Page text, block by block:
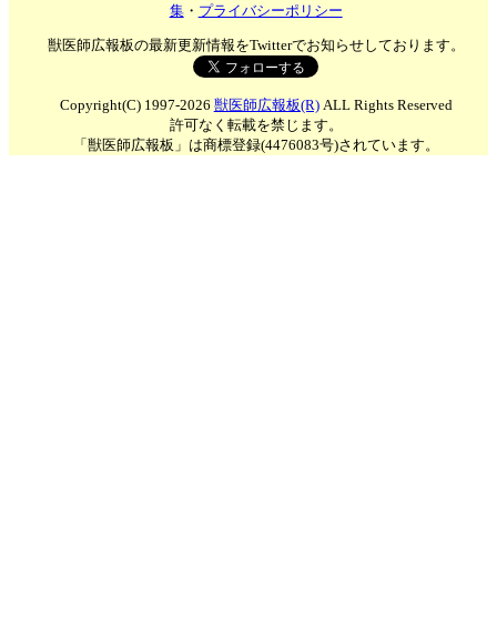
集・ プライバシーポリシー
獣医師広報板の最新更新情報をTwitterでお知らせしております。
Copyright(C) 1997-2026 獣医師広報板(R)ALL Rights Reserved
許可なく転載を禁じます。
「獣医師広報板」は商標登録(4476083号)されています。